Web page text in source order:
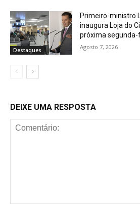
Destaques
Primeiro-ministro
inaugura Loja do
próxima
Agosto 7, 2026
DEIXE UMA RESPOSTA